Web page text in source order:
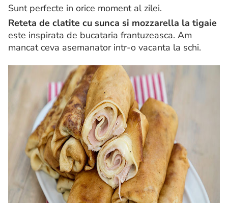
Sunt perfecte in orice moment al zilei.
Reteta de clatite cu sunca si mozzarella la tigaie
este inspirata de bucataria frantuzeasca. Am
mancat ceva asemanator intr-o vacanta la schi.